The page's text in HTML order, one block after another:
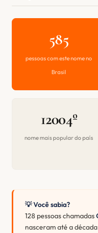
585
pessoas com este nome no
Brasil
12004º
nome mais popular do país
💡 Você sabia?
128 pessoas chamadas
nasceram até a